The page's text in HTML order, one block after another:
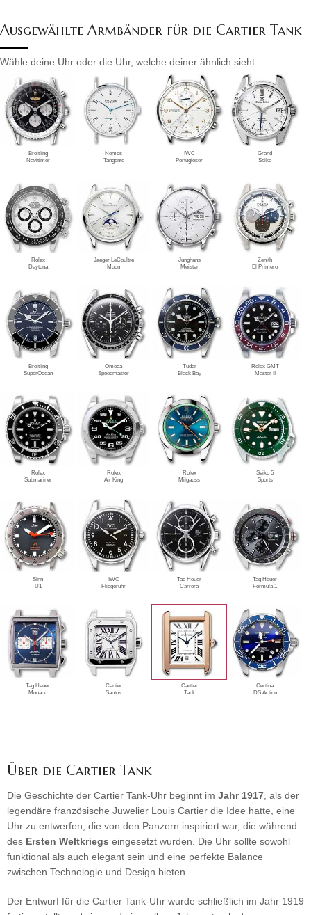
Ausgewählte Armbänder für die Cartier Tank
Wähle deine Uhr oder die Uhr, welche deiner ähnlich sieht:
Breitling
Navitimer
Nomos
Tangente
IWC
Portugieser
Grand
Seiko
Rolex
Daytona
Jaeger LeCoultre
Moon
Junghans
Meister
Zenith
El Primero
Breitling
SuperOcean
Omega
Speedmaster
Tudor
Black Bay
Rolex GMT
Master II
Rolex
Submariner
Rolex
Air King
Rolex
Milgauss
Seiko 5
Sports
Sinn
U1
IWC
Fliegeruhr
Tag Heuer
Carrera
Tag Heuer
Formula 1
Tag Heuer
Monaco
Cartier
Santos
Cartier
Tank
Certina
DS Action
Über die Cartier Tank
Die Geschichte der Cartier Tank-Uhr beginnt im Jahr 1917 , als der
legendäre französische Juwelier Louis Cartier die Idee hatte, eine
Uhr zu entwerfen, die von den Panzern inspiriert war, die während
des Ersten Weltkriegs eingesetzt wurden. Die Uhr sollte sowohl
funktional als auch elegant sein und eine perfekte Balance
zwischen Technologie und Design bieten.
Der Entwurf für die Cartier Tank-Uhr wurde schließlich im Jahr 1919